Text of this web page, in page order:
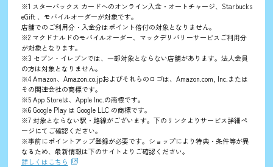
※1 スターバックス カードへのオンライン入金・オートチャージ、Starbucks
eGift 、モバイルオーダーが対象です。
店舗でのご利用分・入金分はポイント倍付の対象となりません。
※2 マクドナルドのモバイルオーダー、マックデリバリーサービスご利用分
が対象となります。
※3 セブン‐イレブンでは、一部対象とならない店舗があります。法人会員
の方は対象となりません。
※4 Amazon、Amazon.co.jpおよびそれらのロゴは、Amazon.com, Inc.または
その関連会社の商標です。
※5 App Storeは、Apple Inc.の商標です。
※6 Google Play は Google LLC の商標です。
※7 対象とならない駅・路線がございます。下のリンクよりサービス詳細ペ
ージにてご確認ください。
※事前にポイントアップ登録が必要です。ショップにより特典・条件等が異
なるため、最新情報は下のサイトよりご確認ください。
詳しくはこちら